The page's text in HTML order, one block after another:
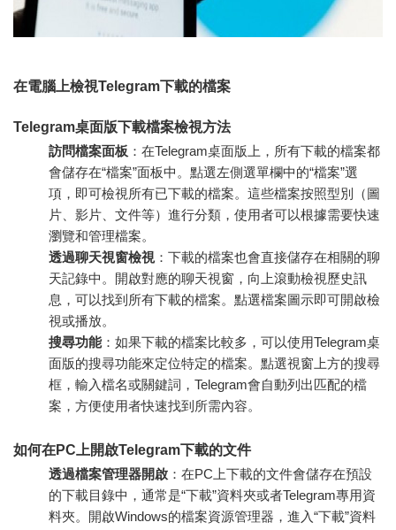
在電腦上檢視Telegram下載的檔案
Telegram桌面版下載檔案檢視方法
訪問檔案面板 ：在Telegram桌面版上，所有下載的檔案都
會儲存在“檔案”面板中。點選左側選單欄中的“檔案”選
項，即可檢視所有已下載的檔案。這些檔案按照型別（圖
片、影片、文件等）進行分類，使用者可以根據需要快速
瀏覽和管理檔案。
透過聊天視窗檢視 ：下載的檔案也會直接儲存在相關的聊
天記錄中。開啟對應的聊天視窗，向上滾動檢視歷史訊
息，可以找到所有下載的檔案。點選檔案圖示即可開啟檢
視或播放。
搜尋功能：如果下載的檔案比較多，可以使用Telegram桌
面版的搜尋功能來定位特定的檔案。點選視窗上方的搜尋
框，輸入檔名或關鍵詞，Telegram會自動列出匹配的檔
案，方便使用者快速找到所需內容。
如何在PC上開啟Telegram下載的文件
透過檔案管理器開啟 ：在PC上下載的文件會儲存在預設
的下載目錄中，通常是“下載”資料夾或者Telegram專用資
料夾。開啟Windows的檔案資源管理器，進入“下載”資料